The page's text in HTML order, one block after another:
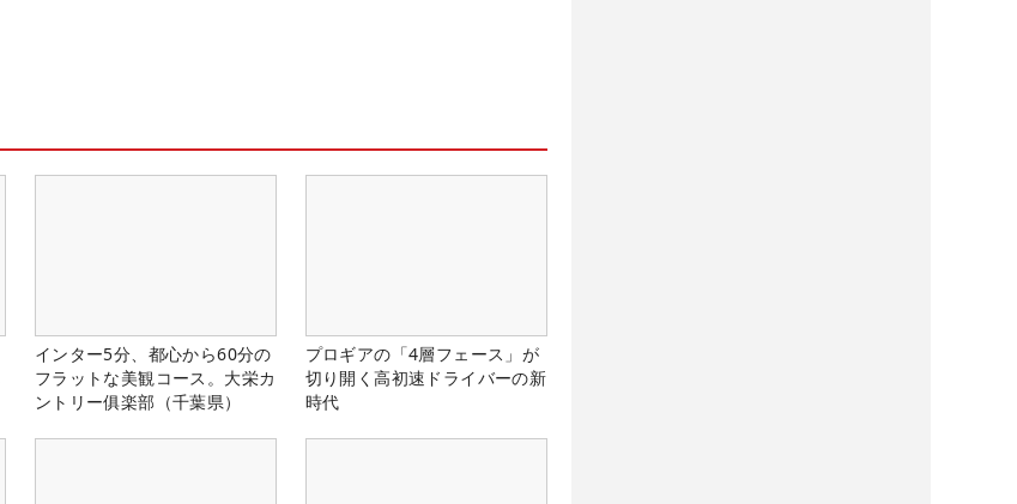
インター5分、都心から60分の
フラットな美観コース。大栄カ
ントリー俱楽部（千葉県）
プロギアの「4層フェース」が
切り開く高初速ドライバーの新
時代